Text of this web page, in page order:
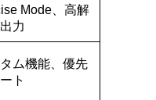
Mode、高解
力
ム機能、優先
ト